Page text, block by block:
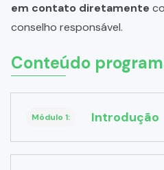
em contato diretamente
conselho responsável.
Conteúdo
Módulo 1: Introdução